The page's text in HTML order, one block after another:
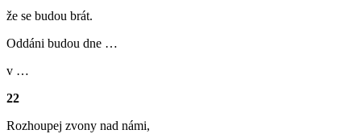
že se budou brát.
Oddáni budou dne …
v …
22
Rozhoupej zvony nad námi,